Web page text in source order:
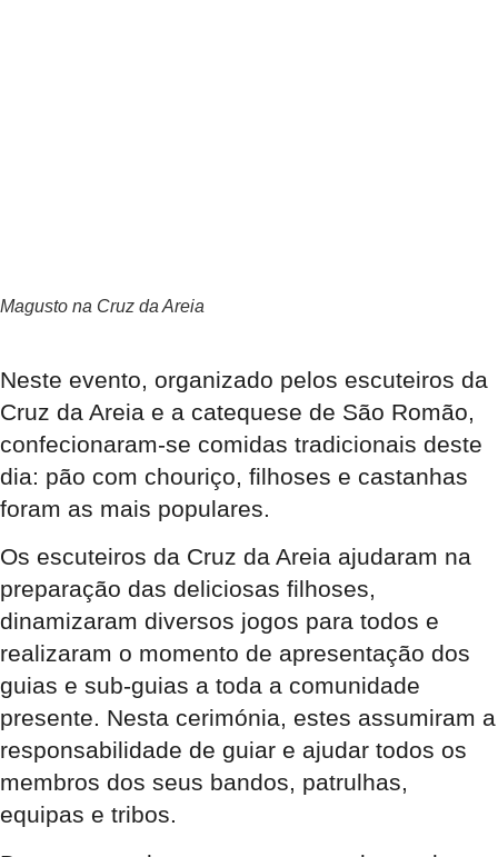
Magusto na Cruz da Areia
Neste evento, organizado pelos escuteiros da
Cruz da Areia e a catequese de São Romão,
confecionaram-se comidas tradicionais deste
dia: pão com chouriço, filhoses e castanhas
foram as mais populares.
Os escuteiros da Cruz da Areia ajudaram na
preparação das deliciosas filhoses,
dinamizaram diversos jogos para todos e
realizaram o momento de apresentação dos
guias e sub-guias a toda a comunidade
presente. Nesta cerimónia, estes assumiram a
responsabilidade de guiar e ajudar todos os
membros dos seus bandos, patrulhas,
equipas e tribos.